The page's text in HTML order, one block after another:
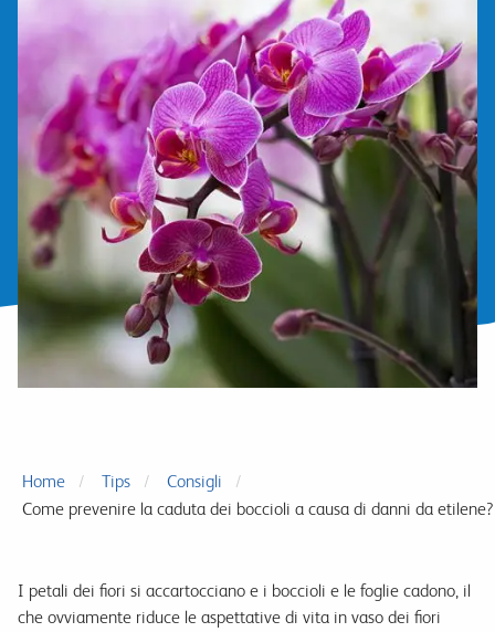
Home Tips
Consigli
Come prevenire la caduta dei boccioli a causa di danni da etilene?
I petali dei fiori si accartocciano e i boccioli e le foglie cadono, il
che ovviamente riduce le aspettative di vita in vaso dei fiori